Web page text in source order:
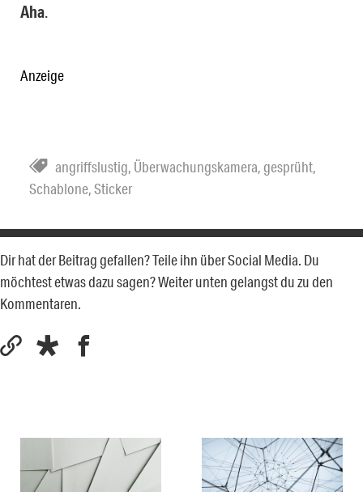
Aha
Anzeige
angriffslustig, Überwachungskamera, gesprüht,
Schablone,Sticker
Dir hat der Beitrag gefallen? Teile ihn über Social Media. Du
möchtest etwas dazu sagen? Weiter unten gelangst du zu den
Kommentaren.